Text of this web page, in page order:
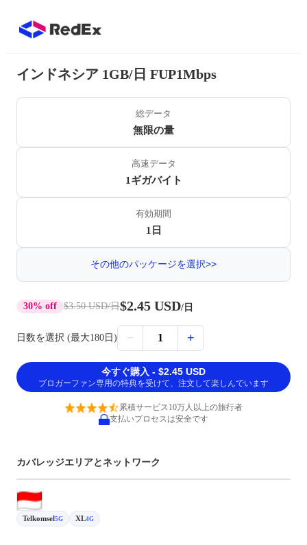
インドネシア 1GB/日 FUP1Mbps
総データ
無限の量
高速データ
1ギガバイト
有効期間
1日
その他のパッケージを選択>>
30% off $3.50 USD/日$2.45 USD/日
日数を選択 (最大180日) − 1 +
今すぐ購入 - $2.45 USD
ブロガーファン専用の特典を受けて、注文して楽しんでいます
累積サービス10万人以上の旅行者
支払いプロセスは安全です
カバレッジエリアとネットワーク
Telkomsel5G XL4G